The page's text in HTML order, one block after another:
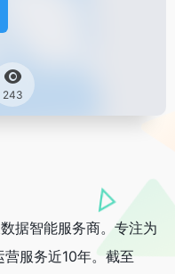
243
据智能服务商。专注为
服务近10年。截至